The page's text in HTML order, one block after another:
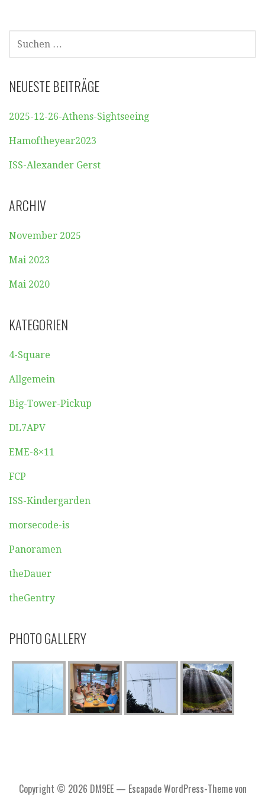
SUCHEN
NACH:
NEUESTE BEITRÄGE
2025-12-26-Athens-Sightseeing
Hamoftheyear2023
ISS-Alexander Gerst
ARCHIV
November 2025
Mai 2023
Mai 2020
KATEGORIEN
4-Square
Allgemein
Big-Tower-Pickup
DL7APV
EME-8×11
FCP
ISS-Kindergarden
morsecode-is
Panoramen
theDauer
theGentry
PHOTO GALLERY
Copyright © 2026 DM9EE — Escapade WordPress-Theme von